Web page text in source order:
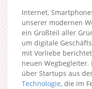
Internet,
unserer modernen
ein Großteil aller
um digitale
mit Vorliebe
neuen
über Startups aus
Technologie, die im